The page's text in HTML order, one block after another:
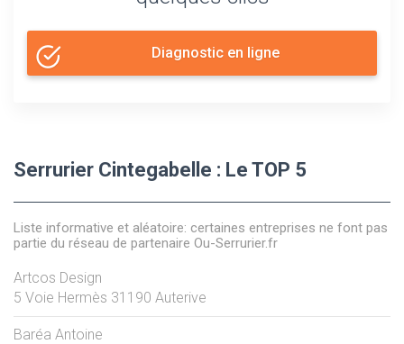
Diagnostic en ligne
Serrurier Cintegabelle : Le TOP 5
Liste informative et aléatoire: certaines entreprises ne font pas
partie du réseau de partenaire Ou-Serrurier.fr
Artcos Design
5 Voie Hermès 31190 Auterive
Baréa Antoine